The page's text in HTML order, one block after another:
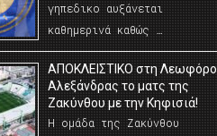
γηπεδικο αυξάνεται
καθημερινά καθώς …
AΠΟΚΛΕΙΣΤΙΚΟ στη Λεωφόρο
Αλεξάνδρας το ματς της
Ζακύνθου με την Κηφισιά!
Η ομάδα της Ζακύνθου